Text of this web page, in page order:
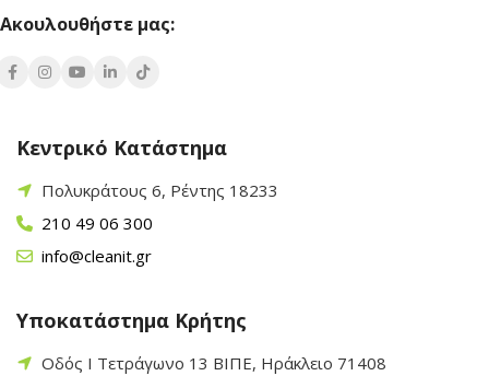
Ακουλουθήστε μας:
Κεντρικό Κατάστημα
Πολυκράτους 6, Ρέντης 18233
210 49 06 300
info@cleanit.gr
Υποκατάστημα Κρήτης
Οδός Ι Τετράγωνο 13 ΒΙΠΕ, Ηράκλειο 71408